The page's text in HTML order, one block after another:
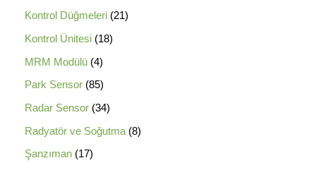
Kontrol Düğmeleri 21
Kontrol Ünitesi 18
MRM Modülü 4
Park Sensor 85
Radar Sensor 34
Radyatör ve Soğutma 8
Şanzıman 17